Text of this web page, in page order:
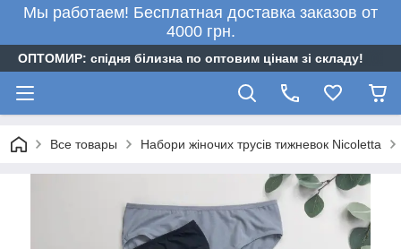
Мы работаем! Бесплатная доставка заказов от
4000 грн.
ОПТОМИР: спідня білизна по оптовим цінам зі складу!
Все товары Набори жіночих трусів тижневок Nicoletta